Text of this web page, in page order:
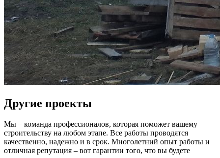
Другие проекты
Мы – команда профессионалов, которая поможет вашему
строительству на любом этапе. Все работы проводятся
качественно, надежно и в срок. Многолетний опыт работы и
отличная репутация – вот гарантии того, что вы будете